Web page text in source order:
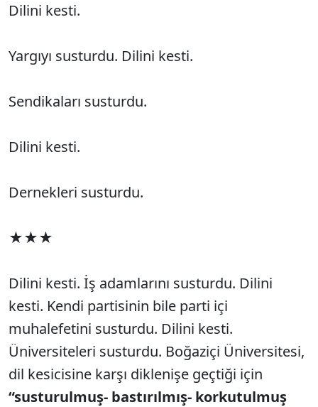
Dilini kesti.
Yargıyı susturdu. Dilini kesti.
Sendikaları susturdu.
Dilini kesti.
Dernekleri susturdu.
★★★
Dilini kesti. İş adamlarını susturdu. Dilini
kesti. Kendi partisinin bile parti içi
muhalefetini susturdu. Dilini kesti.
Üniversiteleri susturdu. Boğaziçi Üniversitesi,
dil kesicisine karşı diklenişe geçtiği için
“susturulmuş- bastırılmış- korkutulmuş